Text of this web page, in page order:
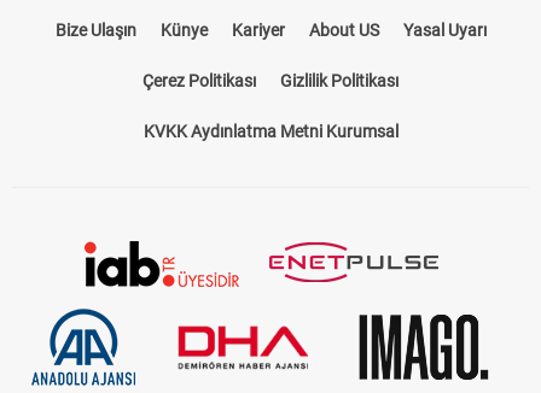
Bize Ulaşın Künye Kariyer About US Yasal Uyarı
Çerez Politikası Gizlilik Politikası
KVKK Aydınlatma Metni Kurumsal